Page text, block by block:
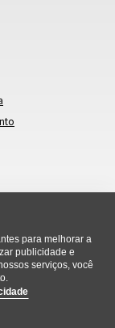
para melhorar a
publicidade e
serviços, você